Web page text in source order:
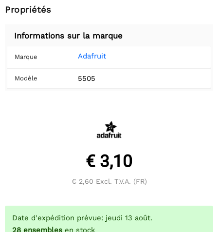
Propriétés
Informations sur la marque
Marque Adafruit
Modèle 5505
€ 3,10
€ 2,60 Excl. T.V.A. (FR)
Date d'expédition prévue: jeudi 13 août.
28 ensembles en stock